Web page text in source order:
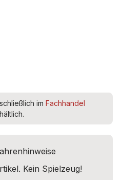
im Fachhandel
Kein Spielzeug!